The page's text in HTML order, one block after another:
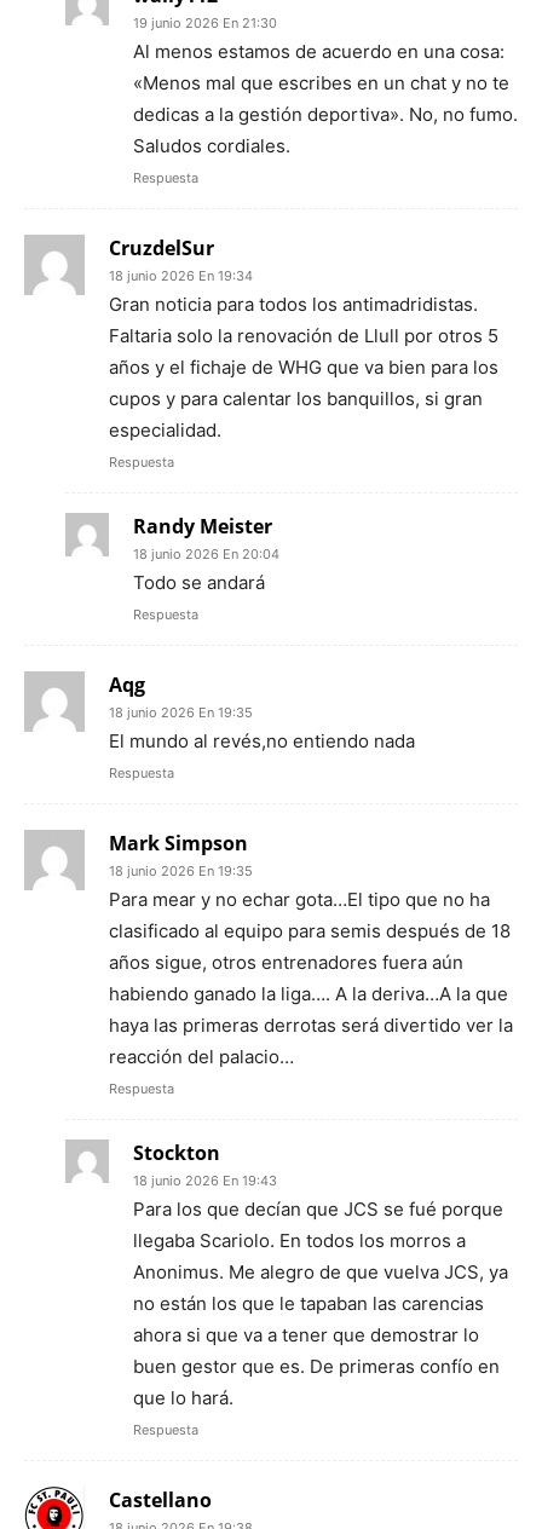
19 junio 2026 En 21:30
Al menos estamos de acuerdo en una cosa:
«Menos mal que escribes en un chat y no te
dedicas a la gestión deportiva». No, no fumo.
Saludos cordiales.
Respuesta
CruzdelSur
18 junio 2026 En 19:34
Gran noticia para todos los antimadridistas.
Faltaria solo la renovación de Llull por otros 5
años y el fichaje de WHG que va bien para los
cupos y para calentar los banquillos, si gran
especialidad.
Respuesta
Randy Meister
18 junio 2026 En 20:04
Todo se andará
Respuesta
Aqg
18 junio 2026 En 19:35
El mundo al revés,no entiendo nada
Respuesta
Mark Simpson
18 junio 2026 En 19:35
Para mear y no echar gota…El tipo que no ha
clasificado al equipo para semis después de 18
años sigue, otros entrenadores fuera aún
habiendo ganado la liga…. A la deriva…A la que
haya las primeras derrotas será divertido ver la
reacción del palacio…
Respuesta
Stockton
18 junio 2026 En 19:43
Para los que decían que JCS se fué porque
llegaba Scariolo. En todos los morros a
Anonimus. Me alegro de que vuelva JCS, ya
no están los que le tapaban las carencias
ahora si que va a tener que demostrar lo
buen gestor que es. De primeras confío en
que lo hará.
Respuesta
Castellano